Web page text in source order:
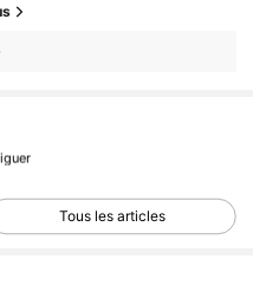
Tous les articles